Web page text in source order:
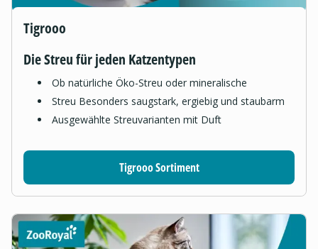
Tigrooo
Die Streu für jeden Katzentypen
Ob natürliche Öko-Streu oder mineralische
Streu Besonders saugstark, ergiebig und staubarm
Ausgewählte Streuvarianten mit Duft
Tigrooo Sortiment